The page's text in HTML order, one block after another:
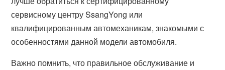
сервисному центру SsangYong или
квалифицированным автомеханикам, знакомыми с
особенностями данной модели автомобиля.
Важно помнить, что правильное обслуживание и